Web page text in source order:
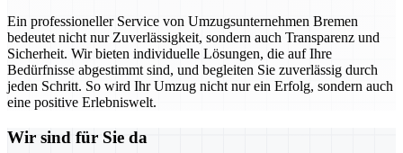
Ein professioneller Service von Umzugsunternehmen Bremen
bedeutet nicht nur Zuverlässigkeit, sondern auch Transparenz und
Sicherheit. Wir bieten individuelle Lösungen, die auf Ihre
Bedürfnisse abgestimmt sind, und begleiten Sie zuverlässig durch
jeden Schritt. So wird Ihr Umzug nicht nur ein Erfolg, sondern auch
eine positive Erlebniswelt.
Wir sind für Sie da